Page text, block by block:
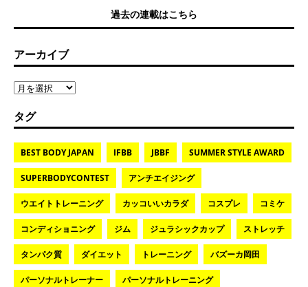
過去の連載はこちら
アーカイブ
タグ
BEST BODY JAPAN IFBB JBBF SUMMER STYLE AWARD
SUPERBODYCONTEST アンチエイジング
ウエイトトレーニング カッコいいカラダ コスプレ コミケ
コンディショニング ジム ジュラシックカップ ストレッチ
タンパク質 ダイエット トレーニング バズーカ岡田
パーソナルトレーナー パーソナルトレーニング